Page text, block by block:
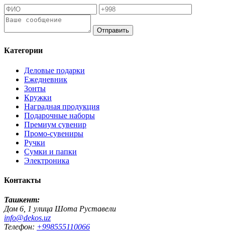
Отправить
Категории
Деловые подарки
Ежедневник
Зонты
Кружки
Наградная продукция
Подарочные наборы
Премиум сувенир
Промо-сувениры
Ручки
Сумки и папки
Электроника
Контакты
Ташкент:
Дом 6, 1 улица Шота Руставели
info@dekos.uz
Телефон: +998555110066